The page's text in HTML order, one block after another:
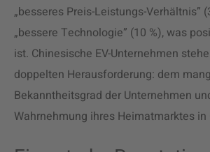
„besseres Preis-Leistungs-Verhältnis”
„bessere Technologie” (10 %), was
ist. Chinesische EV-Unternehmen
doppelten Herausforderung: dem
Bekanntheitsgrad der Unternehmen
Wahrnehmung ihres Heimatmarktes in